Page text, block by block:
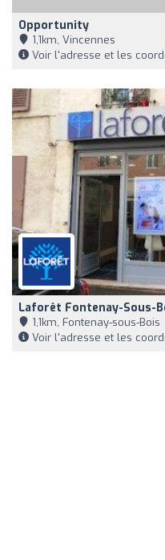
Opportunity
1,1km, Vincennes
Voir l'adresse et les
Laforêt Fontenay-Sous-
1,1km, Fontenay-sous-Bois
Voir l'adresse et les